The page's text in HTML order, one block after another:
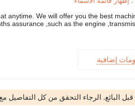
anytime. We will offer you the best
assurance ,such as the engine
إضافية
البائع. الرجاء التحقق من كل التفاصيل مع